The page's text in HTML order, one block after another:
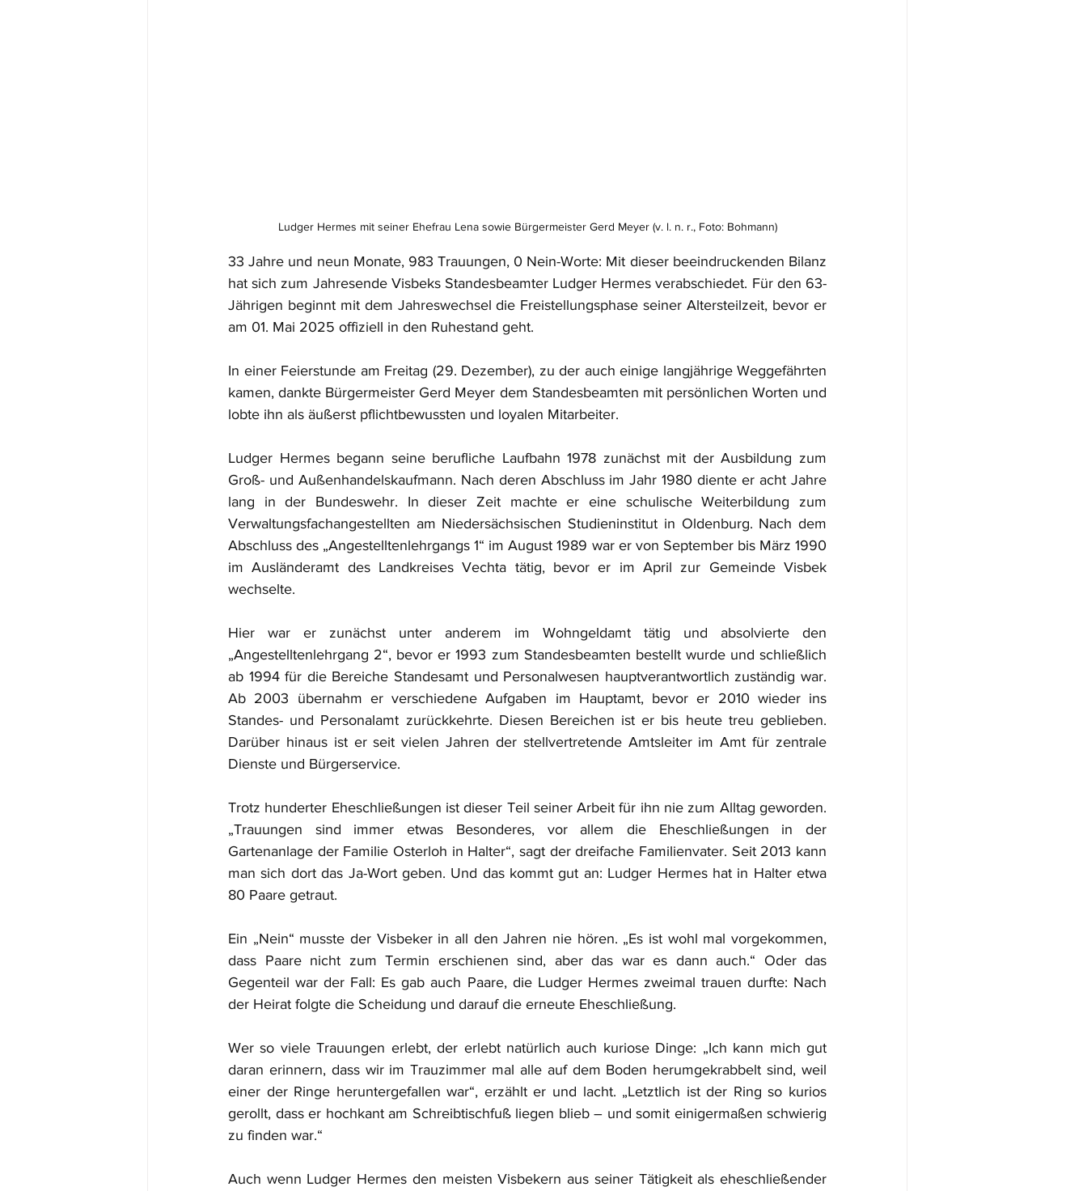
Ludger Hermes mit seiner Ehefrau Lena sowie Bürgermeister Gerd Meyer (v. l. n. r., Foto: Bohmann)
33 Jahre und neun Monate, 983 Trauungen, 0 Nein-Worte: Mit dieser beeindruckenden Bilanz
hat sich zum Jahresende Visbeks Standesbeamter Ludger Hermes verabschiedet. Für den 63-
Jährigen beginnt mit dem Jahreswechsel die Freistellungsphase seiner Altersteilzeit, bevor er
am 01. Mai 2025 offiziell in den Ruhestand geht.
In einer Feierstunde am Freitag (29. Dezember), zu der auch einige langjährige Weggefährten
kamen, dankte Bürgermeister Gerd Meyer dem Standesbeamten mit persönlichen Worten und
lobte ihn als äußerst pflichtbewussten und loyalen Mitarbeiter.
Ludger Hermes begann seine berufliche Laufbahn 1978 zunächst mit der Ausbildung zum
Groß- und Außenhandelskaufmann. Nach deren Abschluss im Jahr 1980 diente er acht Jahre
lang in der Bundeswehr. In dieser Zeit machte er eine schulische Weiterbildung zum
Verwaltungsfachangestellten am Niedersächsischen Studieninstitut in Oldenburg. Nach dem
Abschluss des „Angestelltenlehrgangs 1“ im August 1989 war er von September bis März 1990
im Ausländeramt des Landkreises Vechta tätig, bevor er im April zur Gemeinde Visbek
wechselte.
Hier war er zunächst unter anderem im Wohngeldamt tätig und absolvierte den
„Angestelltenlehrgang 2“, bevor er 1993 zum Standesbeamten bestellt wurde und schließlich
ab 1994 für die Bereiche Standesamt und Personalwesen hauptverantwortlich zuständig war.
Ab 2003 übernahm er verschiedene Aufgaben im Hauptamt, bevor er 2010 wieder ins
Standes- und Personalamt zurückkehrte. Diesen Bereichen ist er bis heute treu geblieben.
Darüber hinaus ist er seit vielen Jahren der stellvertretende Amtsleiter im Amt für zentrale
Dienste und Bürgerservice.
Trotz hunderter Eheschließungen ist dieser Teil seiner Arbeit für ihn nie zum Alltag geworden.
„Trauungen sind immer etwas Besonderes, vor allem die Eheschließungen in der
Gartenanlage der Familie Osterloh in Halter“, sagt der dreifache Familienvater. Seit 2013 kann
man sich dort das Ja-Wort geben. Und das kommt gut an: Ludger Hermes hat in Halter etwa
80 Paare getraut.
Ein „Nein“ musste der Visbeker in all den Jahren nie hören. „Es ist wohl mal vorgekommen,
dass Paare nicht zum Termin erschienen sind, aber das war es dann auch.“ Oder das
Gegenteil war der Fall: Es gab auch Paare, die Ludger Hermes zweimal trauen durfte: Nach
der Heirat folgte die Scheidung und darauf die erneute Eheschließung.
Wer so viele Trauungen erlebt, der erlebt natürlich auch kuriose Dinge: „Ich kann mich gut
daran erinnern, dass wir im Trauzimmer mal alle auf dem Boden herumgekrabbelt sind, weil
einer der Ringe heruntergefallen war“, erzählt er und lacht. „Letztlich ist der Ring so kurios
gerollt, dass er hochkant am Schreibtischfuß liegen blieb – und somit einigermaßen schwierig
zu finden war.“
Auch wenn Ludger Hermes den meisten Visbekern aus seiner Tätigkeit als eheschließender